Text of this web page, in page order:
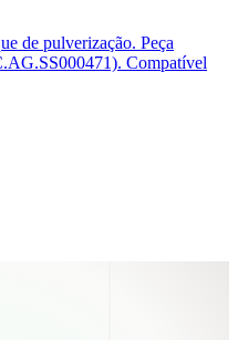
de pulverização. Peça
Compatível